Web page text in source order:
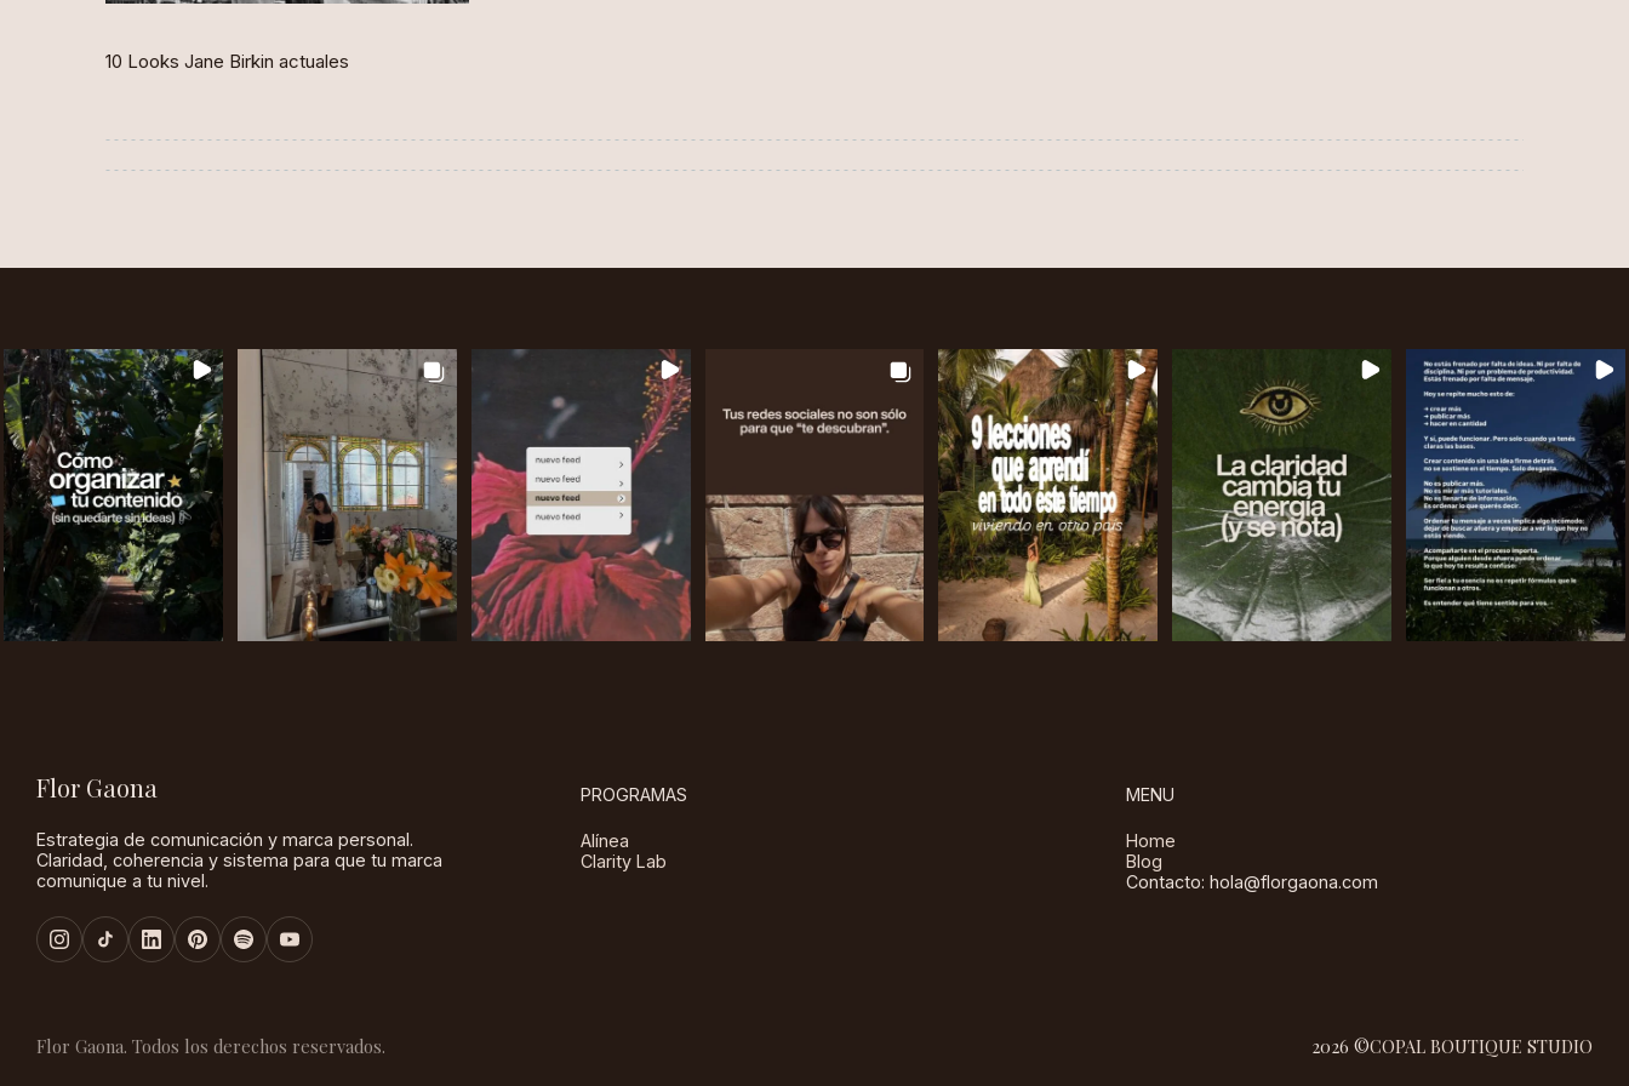
10 Looks Jane Birkin actuales
Flor Gaona
Estrategia de comunicación y marca personal.
Claridad, coherencia y sistema para que tu marca
comunique a tu nivel.
PROGRAMAS
Alínea
Clarity Lab
MENU
Home
Blog
Contacto: hola@florgaona.com
Flor Gaona. Todos los derechos reservados. 2026 ©COPAL BOUTIQUE STUDIO